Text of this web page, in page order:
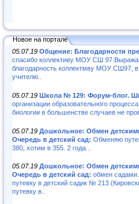
Новое на портале
05.07.19 Общение: Благодарности
спасибо коллективу МОУ СШ
благодарность коллектмву МОУ СШ97, в
учителю..
05.07.19 Школа № 129: Форум-блог.
организации образовательного
биологии в большенстве случаев не
05.07.19 Дошкольное: Обмен
Очередь в детский сад: Обменяю
380, хотим в 355. 2 года...
05.07.19 Дошкольное: Обмен
Очередь в детский сад: обмен
путевку в детский садик № 213
путевку в..